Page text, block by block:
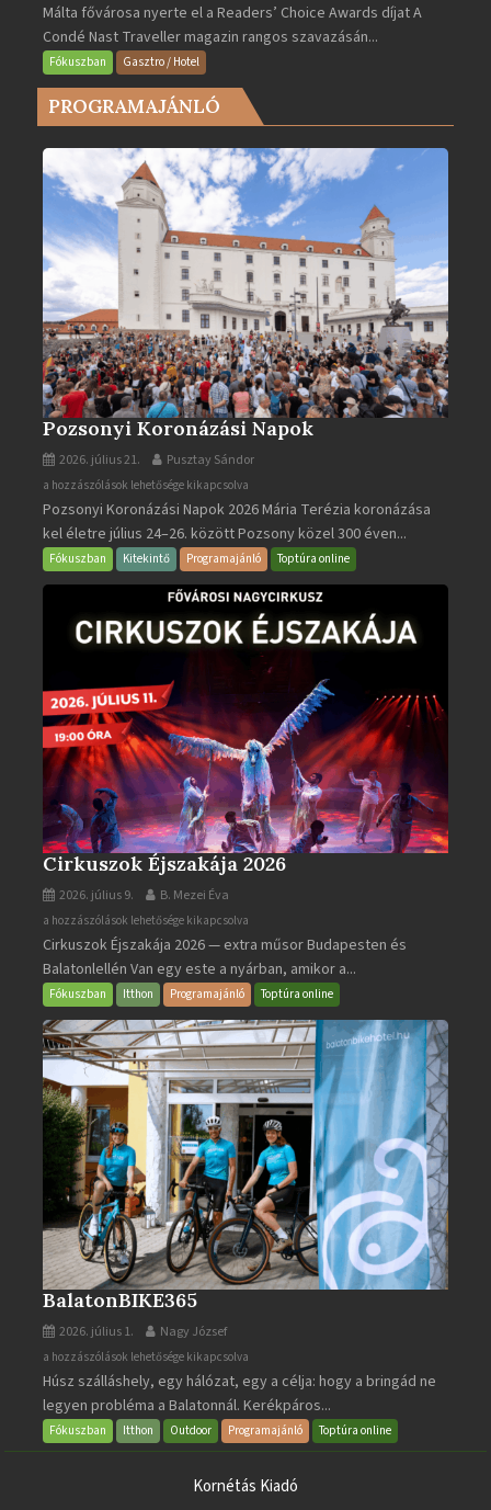
lett
Európa
legjobb
2025-
bejegyzéshez
Málta fővárosa nyerte el a Readers’ Choice Awards díjat A
Condé Nast Traveller magazin rangos szavazásán...
Fókuszban Gasztro / Hotel
PROGRAMAJÁNLÓ
Pozsonyi Koronázási Napok
2026. július 21. Pusztay Sándor
Pozsonyi
Koronázási
Napok
bejegyzéshez
a hozzászólások lehetősége kikapcsolva
Pozsonyi Koronázási Napok 2026 Mária Terézia koronázása
kel életre július 24–26. között Pozsony közel 300 éven...
Fókuszban Kitekintő Programajánló Toptúra online
Cirkuszok Éjszakája 2026
2026. július 9. B. Mezei Éva
Cirkuszok
Éjszakája
2026
bejegyzéshez
a hozzászólások lehetősége kikapcsolva
Cirkuszok Éjszakája 2026 — extra műsor Budapesten és
Balatonlellén Van egy este a nyárban, amikor a...
Fókuszban Itthon Programajánló Toptúra online
BalatonBIKE365
2026. július 1. Nagy József
BalatonBIKE365
bejegyzéshez
a hozzászólások lehetősége kikapcsolva
Húsz szálláshely, egy hálózat, egy a célja: hogy a bringád ne
legyen probléma a Balatonnál. Kerékpáros...
Fókuszban Itthon Outdoor Programajánló Toptúra online
Kornétás Kiadó